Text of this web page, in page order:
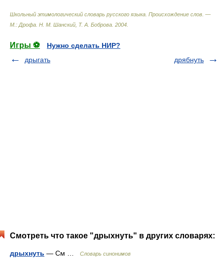
Школьный этимологический словарь русского языка. Происхождение слов. —
М.: Дрофа Н. М. Шанский, Т. А. Боброва 2004
Игры ⚽
Нужно сделать НИР?
дрыгать
дрябнуть
Смотреть что такое "дрыхнуть" в других словарях:
дрыхнуть — См … Словарь синонимов